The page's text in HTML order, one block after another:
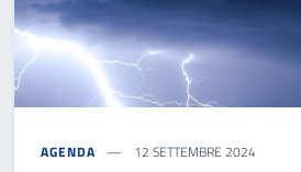
AGENDA 12 SETTEMBRE 2024